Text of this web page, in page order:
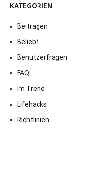
KATEGORIEN
Beitragen
Beliebt
Benutzerfragen
FAQ
Im Trend
Lifehacks
Richtlinien